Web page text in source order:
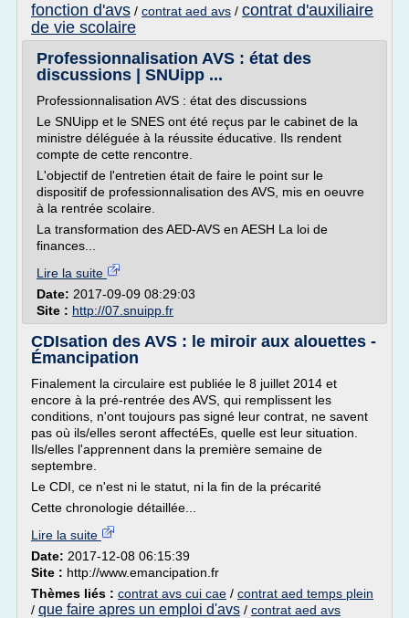
fonction d'avs / contrat aed avs / contrat d'auxiliaire
de vie scolaire
Professionnalisation AVS : état des
discussions | SNUipp ...
Professionnalisation AVS : état des discussions
Le SNUipp et le SNES ont été reçus par le cabinet de la
ministre déléguée à la réussite éducative. Ils rendent
compte de cette rencontre.
L'objectif de l'entretien était de faire le point sur le
dispositif de professionnalisation des AVS, mis en oeuvre
à la rentrée scolaire.
La transformation des AED-AVS en AESH La loi de
finances...
Lire la suite
Date: 2017-09-09 08:29:03
Site : http://07.snuipp.fr
CDIsation des AVS : le miroir aux alouettes -
Émancipation
Finalement la circulaire est publiée le 8 juillet 2014 et
encore à la pré-rentrée des AVS, qui remplissent les
conditions, n'ont toujours pas signé leur contrat, ne savent
pas où ils/elles seront affectéEs, quelle est leur situation.
Ils/elles l'apprennent dans la première semaine de
septembre.
Le CDI, ce n'est ni le statut, ni la fin de la précarité
Cette chronologie détaillée...
Lire la suite
Date: 2017-12-08 06:15:39
Site : http://www.emancipation.fr
Thèmes liés : contrat avs cui cae / contrat aed temps plein
/ que faire apres un emploi d'avs / contrat aed avs